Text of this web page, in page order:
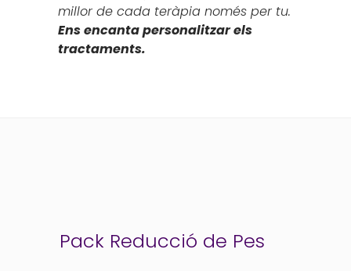
millor de cada teràpia només per tu.
Ens encanta personalitzar els
tractaments.
Pack Reducció de Pes